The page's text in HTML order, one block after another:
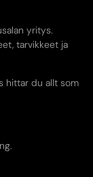
yritys.
tarvikkeet ja
hittar du allt som